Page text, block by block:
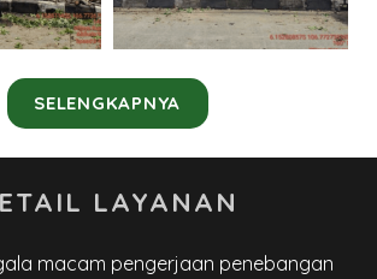
SELENGKAPNYA
LAYANAN
macam pengerjaan penebangan